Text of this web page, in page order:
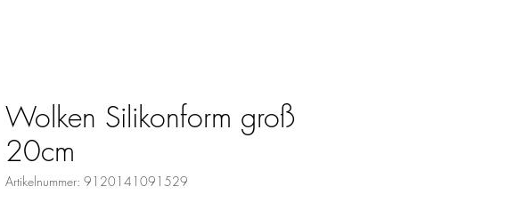
Wolken Silikonform groß
20cm
Artikelnummer: 9120141091529